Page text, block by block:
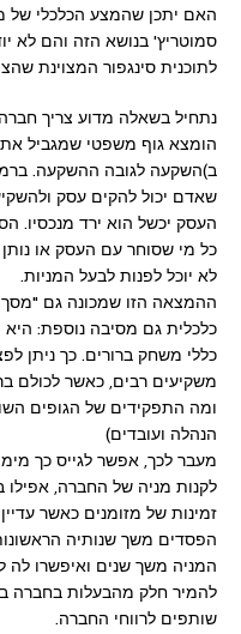
האם יתכן שהמצע הכלכלי של
סמוטריץ' בנושא הזה והם לא
לתוכנית סינגפור המצוינת
נתחיל בשאלה מדוע צריך
הומצא גוף משפטי שמגביל את
ב)השקעה לגובה ההשקעה.
שאדם יכול להקים עסק
העסק יכשל הוא ירד מנכסיו.
כל מי שסוחר עם העסק או
לא יוכל לפנות לבעל המניות.
ההמצאה הזו שמכונה גם
כלכלית גם מסיבה נוספת:
כללי משחק ברורים. כך ניתן
משקיעים רבים, כאשר לכולם
ומה התפקידים של הגופים
הנהלה ועובדים)
מעבר לכך, אפשר לגייס כך
לקנות מניה של החברה,
זמינות של מזומנים כאשר
הפסדים משך שנותיה
המניה משך שנים ואיפשרו
להמיר חלק מהבעלות בחברה
שותפים לרווחי החברה.